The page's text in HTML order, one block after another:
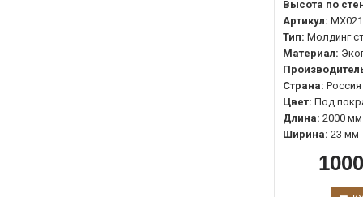
Высота по
Артикул: MX021
Тип: Молдинг
Материал:
Страна: Россия
Цвет: Под
Длина: 2000 мм
Ширина: 23 мм